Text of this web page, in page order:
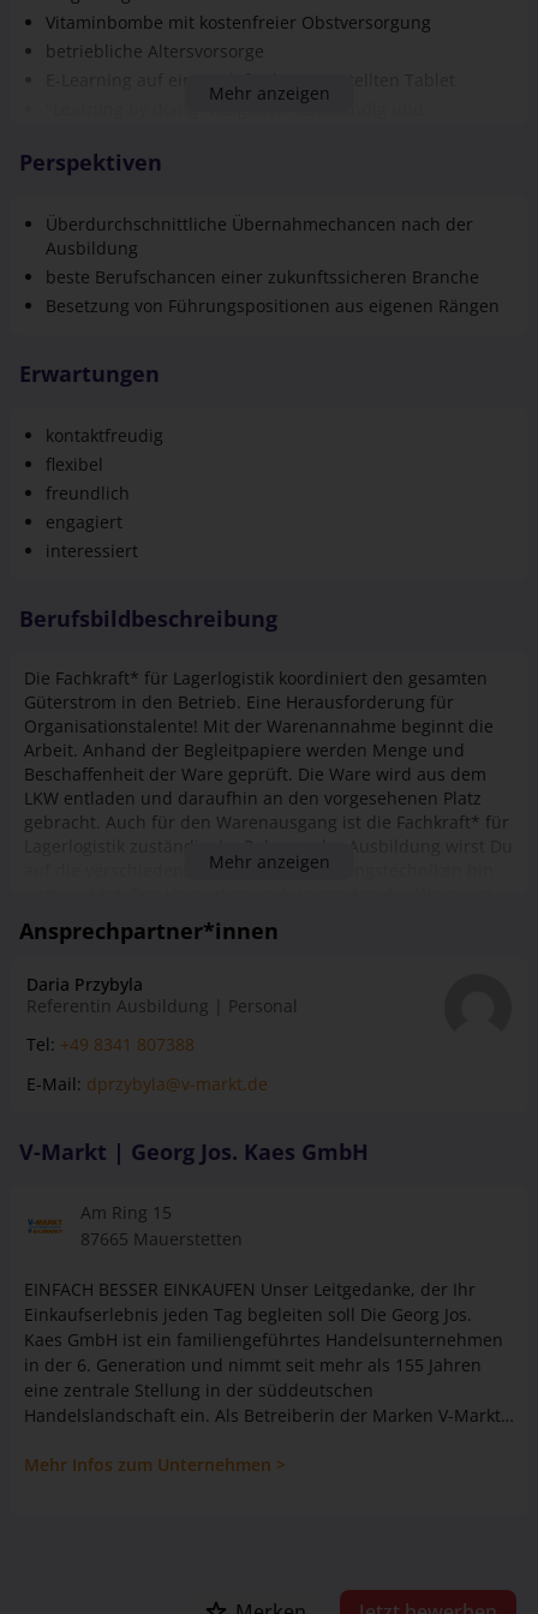
Vitaminbombe mit kostenfreier Obstversorgung
betriebliche Altersvorsorge
"Learning by doing" Aufgaben selbständig und
eine umfassende fachliche Ausbildung
unterstützende innerbetriebliche Schulungen
Mehr anzeigen
Perspektiven
Überdurchschnittliche Übernahmechancen nach der
Ausbildung
beste Berufschancen einer zukunftssicheren Branche
Besetzung von Führungspositionen aus eigenen Rängen
Erwartungen
kontaktfreudig
flexibel
freundlich
engagiert
interessiert
Berufsbildbeschreibung
Die Fachkraft* für Lagerlogistik koordiniert den gesamten
Güterstrom in den Betrieb. Eine Herausforderung für
Organisationstalente! Mit der Warenannahme beginnt die
Arbeit. Anhand der Begleitpapiere werden Menge und
Beschaffenheit der Ware geprüft. Die Ware wird aus dem
LKW entladen und daraufhin an den vorgesehenen Platz
gebracht. Auch für den Warenausgang ist die Fachkraft* für
auf die verschiedensten Kommissionierungstechniken hin
ebenfalls Bestandteil dieser Ausbildung. Für die
ausgehenden Waren werden Begleitpapiere erstellt. Bei
Einblick in die kaufmännischen Komponenten und verwaltet
unter anderem Warenbestände, verbucht Lieferungen und
hat Einblicke in das dispositive Wesen.
Mehr anzeigen
Ansprechpartner*innen
Daria Przybyla
Referentin Ausbildung | Personal
Tel: +49 8341 807388
E-Mail: dprzybyla@v-markt.de
V-Markt | Georg Jos. Kaes GmbH
Am Ring 15
87665 Mauerstetten
EINFACH BESSER EINKAUFEN Unser Leitgedanke, der Ihr
Einkaufserlebnis jeden Tag begleiten soll Die Georg Jos.
Kaes GmbH ist ein familiengeführtes Handelsunternehmen
in der 6. Generation und nimmt seit mehr als 155 Jahren
eine zentrale Stellung in der süddeutschen
Handelslandschaft ein. Als Betreiberin der Marken V-Markt,
Equipment, ist das Unternehmen an knapp 58 Standorten
Warensortiment, beste Produkte aus der Region, ein ständig
Mehr Infos zum Unternehmen >